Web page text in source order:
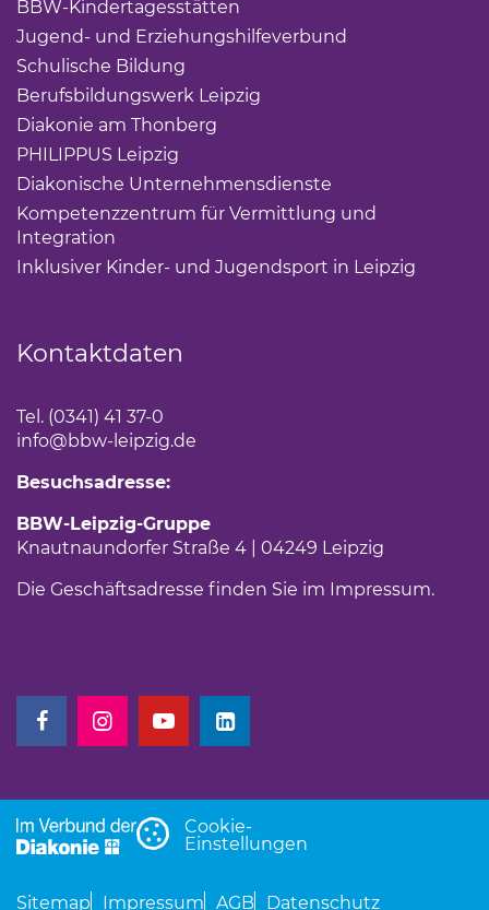
BBW-Kindertagesstätten
Jugend- und Erziehungshilfeverbund
Schulische Bildung
Berufsbildungswerk Leipzig
Diakonie am Thonberg
PHILIPPUS Leipzig
Diakonische Unternehmensdienste
Kompetenzzentrum für Vermittlung und
Integration
Inklusiver Kinder- und Jugendsport in Leipzig
Kontaktdaten
Tel. (0341) 41 37-0
info@bbw-leipzig.de
Besuchsadresse:
BBW-Leipzig-Gruppe
Knautnaundorfer Straße 4 | 04249 Leipzig
Die Geschäftsadresse finden Sie im Impressum.
(Link öffnet einen neuen Tab)
(Link öffnet einen neuen Tab)
(Link öffnet einen neuen Tab)
(Link öffnet einen neuen Tab)
Cookie-
Einstellungen
Sitemap Impressum AGB Datenschutz